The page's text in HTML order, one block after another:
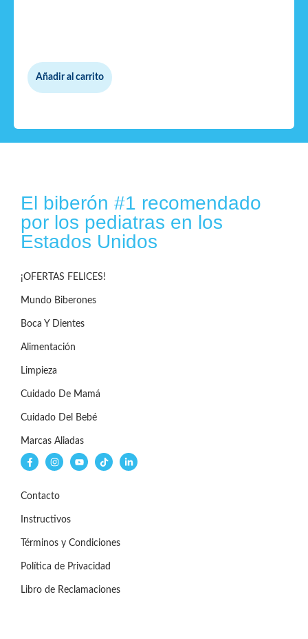
Añadir al carrito
El biberón #1 recomendado
por los pediatras en los
Estados Unidos
¡OFERTAS FELICES!
Mundo Biberones
Boca Y Dientes
Alimentación
Limpieza
Cuidado De Mamá
Cuidado Del Bebé
Marcas Aliadas
Contacto
Instructivos
Términos y Condiciones
Política de Privacidad
Libro de Reclamaciones